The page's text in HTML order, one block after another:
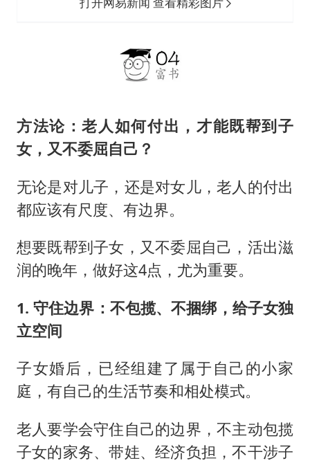
方法论：老人如何付出，才能既帮到子
女，又不委屈自己？
无论是对儿子，还是对女儿，老人的付出
都应该有尺度、有边界。
想要既帮到子女，又不委屈自己，活出滋
润的晚年，做好这4点，尤为重要。
1. 守住边界：不包揽、不捆绑，给子女独
立空间
子女婚后，已经组建了属于自己的小家
庭，有自己的生活节奏和相处模式。
老人要学会守住自己的边界，不主动包揽
子女的家务、带娃、经济负担，不干涉子